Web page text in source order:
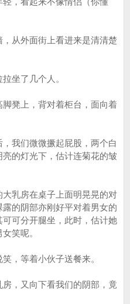
从外面街上看进来是清清楚
坐了几个人。
凳上，背对着柜台，面向着
我们微微撅起屁股，两个白
的灯光下，估计连菊花的皱
乳房在桌子上面明晃晃的对
的阴部亦刚好平对着男女的
可分开腿坐，此时，估计她
笑呢。
等着小伙子送餐来。
，又向下看我们的阴部，竟